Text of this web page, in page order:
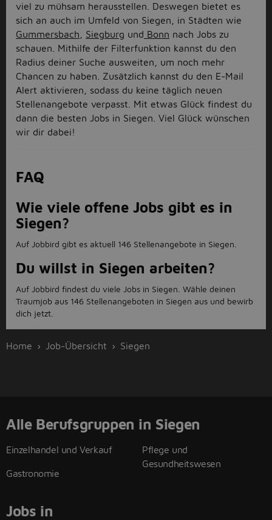
viel zu mühsam herausstellen. Deswegen bietet es
sich an auch im Umfeld von Siegen, in Städten wie
Gummersbach
Siegburg und Bonn nach Jobs zu
schauen. Mithilfe der Filterfunktion kannst du den
Radius deiner Suche ausweiten, um noch mehr
Chancen zu haben. Zusätzlich kannst du den E-Mail
Alert aktivieren, sodass du keine täglich neuen
Stellenangebote verpasst. Mit etwas Glück findest du
dann die besten Jobs in Siegen. Viel Glück wünschen
wir dir dabei!
FAQ
Wie viele offene Jobs gibt es in
Siegen?
Auf Jobbird gibt es aktuell 146 Stellenangebote in Siegen.
Du willst in Siegen arbeiten?
Auf Jobbird findest du viele Jobs in Siegen. Wähle deinen
Traumjob aus 146 Stellenangeboten in Siegen aus und bewirb
dich jetzt.
Home Job-Übersicht Siegen
Alle Berufsgruppen in Siegen
Einzelhandel und Verkauf
Gastronomie
Pflege und
Gesundheitswesen
Jobs in